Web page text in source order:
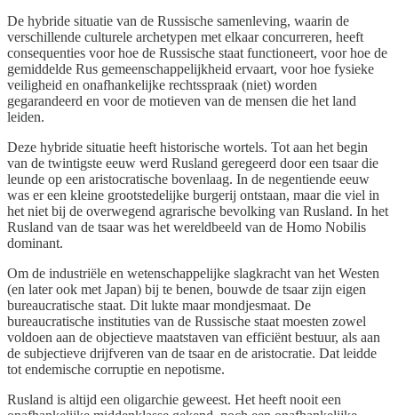
De hybride situatie van de Russische samenleving, waarin de
verschillende culturele archetypen met elkaar concurreren, heeft
consequenties voor hoe de Russische staat functioneert, voor hoe de
gemiddelde Rus gemeenschappelijkheid ervaart, voor hoe fysieke
veiligheid en onafhankelijke rechtsspraak (niet) worden
gegarandeerd en voor de motieven van de mensen die het land
leiden.
Deze hybride situatie heeft historische wortels. Tot aan het begin
van de twintigste eeuw werd Rusland geregeerd door een tsaar die
leunde op een aristocratische bovenlaag. In de negentiende eeuw
was er een kleine grootstedelijke burgerij ontstaan, maar die viel in
het niet bij de overwegend agrarische bevolking van Rusland. In het
Rusland van de tsaar was het wereldbeeld van de Homo Nobilis
dominant.
Om de industriële en wetenschappelijke slagkracht van het Westen
(en later ook met Japan) bij te benen, bouwde de tsaar zijn eigen
bureaucratische staat. Dit lukte maar mondjesmaat. De
bureaucratische instituties van de Russische staat moesten zowel
voldoen aan de objectieve maatstaven van efficiënt bestuur, als aan
de subjectieve drijfveren van de tsaar en de aristocratie. Dat leidde
tot endemische corruptie en nepotisme.
Rusland is altijd een oligarchie geweest. Het heeft nooit een